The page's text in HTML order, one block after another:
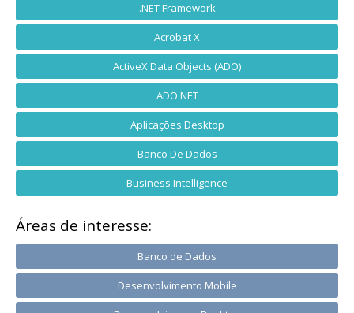
.NET Framework
Acrobat X
ActiveX Data Objects (ADO)
ADO.NET
Aplicações Desktop
Banco De Dados
Business Intelligence
Áreas de interesse:
Banco de Dados
Desenvolvimento Mobile